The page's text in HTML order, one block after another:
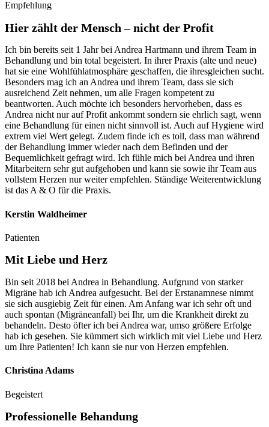
Empfehlung
Hier zählt der Mensch – nicht der Profit
Ich bin bereits seit 1 Jahr bei Andrea Hartmann und ihrem Team in
Behandlung und bin total begeistert. In ihrer Praxis (alte und neue)
hat sie eine Wohlfühlatmosphäre geschaffen, die ihresgleichen sucht.
Besonders mag ich an Andrea und ihrem Team, dass sie sich
ausreichend Zeit nehmen, um alle Fragen kompetent zu
beantworten. Auch möchte ich besonders hervorheben, dass es
Andrea nicht nur auf Profit ankommt sondern sie ehrlich sagt, wenn
eine Behandlung für einen nicht sinnvoll ist. Auch auf Hygiene wird
extrem viel Wert gelegt. Zudem finde ich es toll, dass man während
der Behandlung immer wieder nach dem Befinden und der
Bequemlichkeit gefragt wird. Ich fühle mich bei Andrea und ihren
Mitarbeitern sehr gut aufgehoben und kann sie sowie ihr Team aus
vollstem Herzen nur weiter empfehlen. Ständige Weiterentwicklung
ist das A & O für die Praxis.
Kerstin Waldheimer
Patienten
Mit Liebe und Herz
Bin seit 2018 bei Andrea in Behandlung. Aufgrund von starker
Migräne hab ich Andrea aufgesucht. Bei der Erstanamnese nimmt
sie sich ausgiebig Zeit für einen. Am Anfang war ich sehr oft und
auch spontan (Migräneanfall) bei Ihr, um die Krankheit direkt zu
behandeln. Desto öfter ich bei Andrea war, umso größere Erfolge
hab ich gesehen. Sie kümmert sich wirklich mit viel Liebe und Herz
um Ihre Patienten! Ich kann sie nur von Herzen empfehlen.
Christina Adams
Begeistert
Professionelle Behandung